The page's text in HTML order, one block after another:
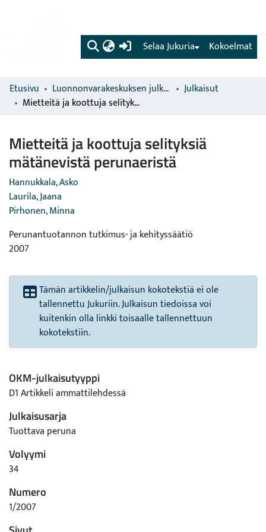
(current) Kokoelmat
Selaa Jukuria
Etusivu Luonnonvarakeskuksen julkaisut
Julkaisut
Mietteitä ja koottuja selityksiä mätänevistä perunaeristä
Mietteitä ja koottuja selityksiä
mätänevistä perunaeristä
Hannukkala, Asko
Laurila, Jaana
Pirhonen, Minna
Perunantuotannon tutkimus- ja kehityssäätiö
2007
Tämän artikkelin/julkaisun kokotekstiä ei ole
tallennettu Jukuriin. Julkaisun tiedoissa voi
kuitenkin olla linkki toisaalle tallennettuun
kokotekstiin.
OKM-julkaisutyyppi
D1 Artikkeli ammattilehdessä
Julkaisusarja
Tuottava peruna
Volyymi
34
Numero
1/2007